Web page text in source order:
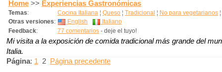
Home >> Experiencias Gastronómicas
Temas: Cocina Italiana ¦ Queso ¦ Tradicional ¦ No para vegetarianos ¦
Otras versiones: English
Italiano
Feedback: 77 comentarios - deje el tuyo!
Mi visita a la exposición de comida tradicional más grande del
Italia.
Página: 1 2 Página precedente